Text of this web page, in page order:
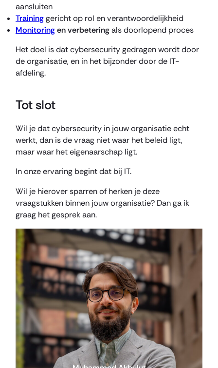
aansluiten
Training gericht op rol en verantwoordelijkheid
Monitoringen verbeteringals doorlopend proces
Het doel is dat cybersecurity gedragen wordt door
de organisatie, en in het bijzonder door de IT-
afdeling.
Tot slot
Wil je dat cybersecurity in jouw organisatie echt
werkt, dan is de vraag niet waar het beleid ligt,
maar waar het eigenaarschap ligt.
In onze ervaring begint dat bij IT.
Wil je hierover sparren of herken je deze
vraagstukken binnen jouw organisatie? Dan ga ik
graag het gesprek aan.